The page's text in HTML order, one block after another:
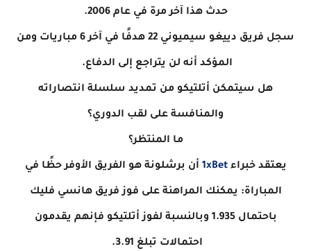
حدث هذا آخر مرة في عام 2006.
سجل فريق دييغو سيميوني 22 هدفًا في آخر 6 مباريات ومن
المؤكد أنه لن يتراجع إلى الدفاع.
هل سيتمكن أتلتيكو من تمديد سلسلة انتصاراته
والمنافسة على لقب الدوري؟
ما المنتظر؟
يعتقد خبراء1xBet أن برشلونة هو الفريق الأوفر حظًا في
المباراة: يمكنك المراهنة على فوز فريق هانسي فليك
باحتمال 1.935 وبالنسبة لفوز أتلتيكو فإنهم يقدمون
احتمالات تبلغ 3.91.